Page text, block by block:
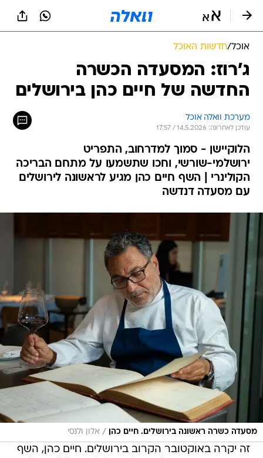
אוכל/חדשות האוכל
ג'רוז: המסעדה הכשרה
החדשה של חיים כהן בירושלים
מערכת וואלה אוכל
עודכן לאחרונה: 14.5.2026 / 17:57
הלוקיישן - סמוך למדרחוב, התפריט
ירושלמי-שורשי, וחכו שתשמעו על מתחם הבריכה
הקולינרי | השף חיים כהן מגיע לראשונה לירושלים
עם מסעדה דנדשה
מסעדה כשרה ראשונה בירושלים. חיים כהן / אלון ולנסי
זה יקרה באוקטובר הקרוב בירושלים. חיים כהן, השף